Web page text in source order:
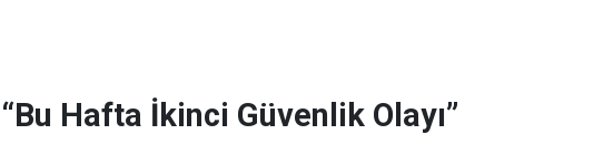
“Bu Hafta İkinci Güvenlik Olayı”